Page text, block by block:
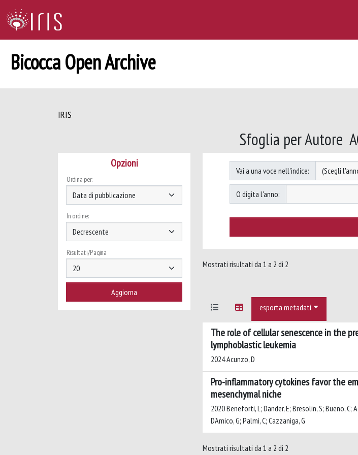
Bicocca Open Archive
IRIS
Sfoglia per Autore
Opzioni
Ordina per:
In ordine:
Risultati/Pagina
Vai a una voce nell'indice:
O digita l'anno:
Mostrati risultati da 1 a 2 di 2
esporta metadati
The role of cellular senescence in the
lymphoblastic leukemia
2024 Acunzo, D
Pro-inflammatory cytokines favor the
mesenchymal niche
2020 Beneforti, L; Dander, E; Bresolin, S; Bueno, C;
D'Amico, G; Palmi, C; Cazzaniga, G
Mostrati risultati da 1 a 2 di 2